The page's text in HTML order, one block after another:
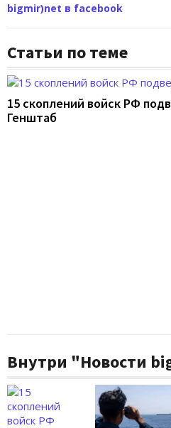
bigmir)net в facebook
Статьи по теме
15 скоплений войск РФ
Генштаб
Внутри "Новости